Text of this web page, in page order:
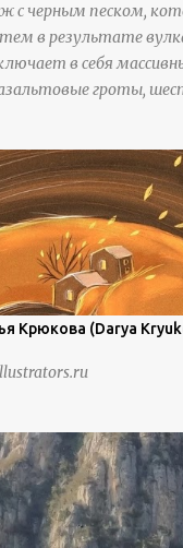
и войн. С
замкнутой и
течение шести или
с черным песком,
в результате
в себя
гроты,
Крюкова (Darya